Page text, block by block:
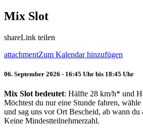
Mix Slot
shareLink teilen
attachmentZum Kalendar hinzufügen
06. September 2026 - 16:45 Uhr bis 18:45 Uhr
Mix Slot bedeutet: Hälfte 28 km/h* und
Möchtest du nur eine Stunde fahren, wähle
und sag uns vor Ort Bescheid, ab wann du
Keine Mindestteilnehmerzahl.